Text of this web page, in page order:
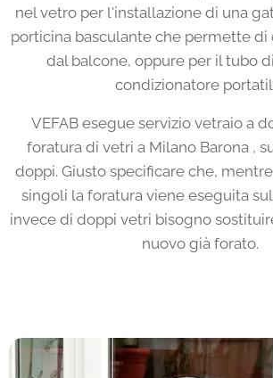
nel vetro per l'installazione di una
porticina basculante che permette di
dal balcone, oppure per il tubo
condizionatore
VEFAB esegue servizio vetraio a
foratura di vetri a Milano Barona ,
doppi. Giusto specificare che,
singoli la foratura viene eseguita
invece di doppi vetri bisogno
nuovo già forato.